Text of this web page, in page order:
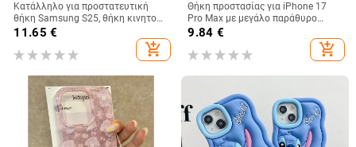
Κατάλληλο για προστατευτική
θήκη Samsung S25, θήκη κινητού
τηλεφώνου Edge Drill, S24,
διαφανής μαγνητική θήκη με
στρας, A56, αντιολισθητική
11.65 €
add_shopping_cart
Θήκη προστασίας για iPhone 17
Pro Max με μεγάλο παράθυρο
προβολής, ακρυλικό
προστατευτικό φακού, ανθεκτική
στις πτώσεις, αντιδακτυλικά
θερμότητας
9.84 €
add_shopping_cart